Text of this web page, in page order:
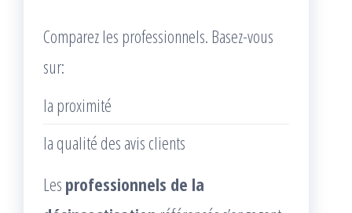
Comparez les professionnels. Basez-vous
sur:
la proximité
la qualité des avis clients
Les professionnels de la